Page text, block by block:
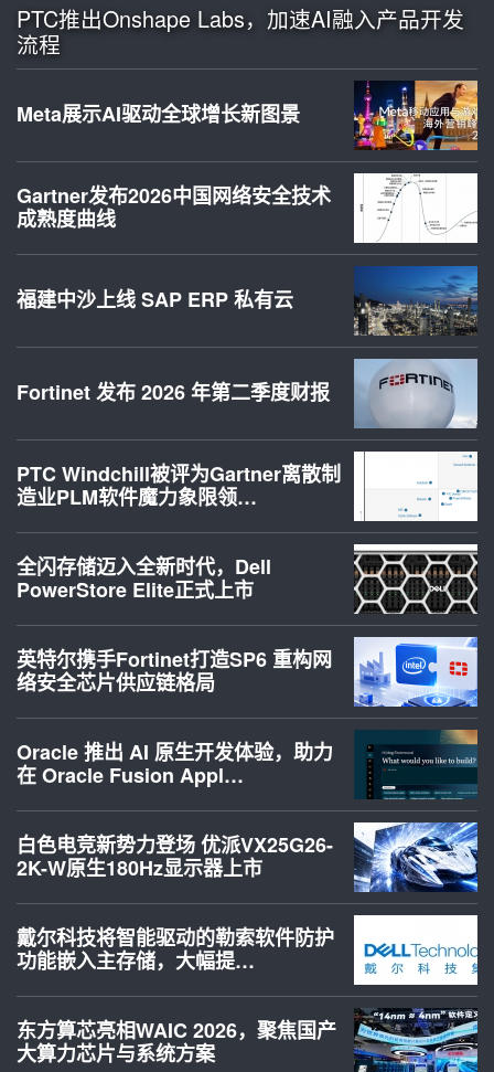
PTC推出Onshape Labs，加速AI融入产品开发
流程
Meta展示AI驱动全球增长新图景
Gartner发布2026中国网络安全技术
成熟度曲线
福建中沙上线 SAP ERP 私有云
Fortinet 发布 2026 年第二季度财报
PTC Windchill被评为Gartner离散制
造业PLM软件魔力象限领…
全闪存储迈入全新时代，Dell
PowerStore Elite正式上市
英特尔携手Fortinet打造SP6 重构网
络安全芯片供应链格局
Oracle 推出 AI 原生开发体验，助力
在 Oracle Fusion Appl…
白色电竞新势力登场 优派VX25G26-
2K-W原生180Hz显示器上市
戴尔科技将智能驱动的勒索软件防护
功能嵌入主存储，大幅提…
东方算芯亮相WAIC 2026，聚焦国产
大算力芯片与系统方案